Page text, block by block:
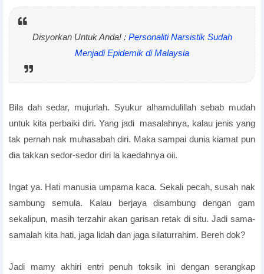
Disyorkan Untuk Anda! : Personaliti Narsistik Sudah
Menjadi Epidemik di Malaysia
Bila dah sedar, mujurlah. Syukur alhamdulillah sebab mudah
untuk kita perbaiki diri. Yang jadi masalahnya, kalau jenis yang
tak pernah nak muhasabah diri. Maka sampai dunia kiamat pun
dia takkan sedor-sedor diri la kaedahnya oii.
Ingat ya. Hati manusia umpama kaca. Sekali pecah, susah nak
sambung semula. Kalau berjaya disambung dengan gam
sekalipun, masih terzahir akan garisan retak di situ. Jadi sama-
samalah kita hati, jaga lidah dan jaga silaturrahim. Bereh dok?
Jadi mamy akhiri entri penuh toksik ini dengan serangkap